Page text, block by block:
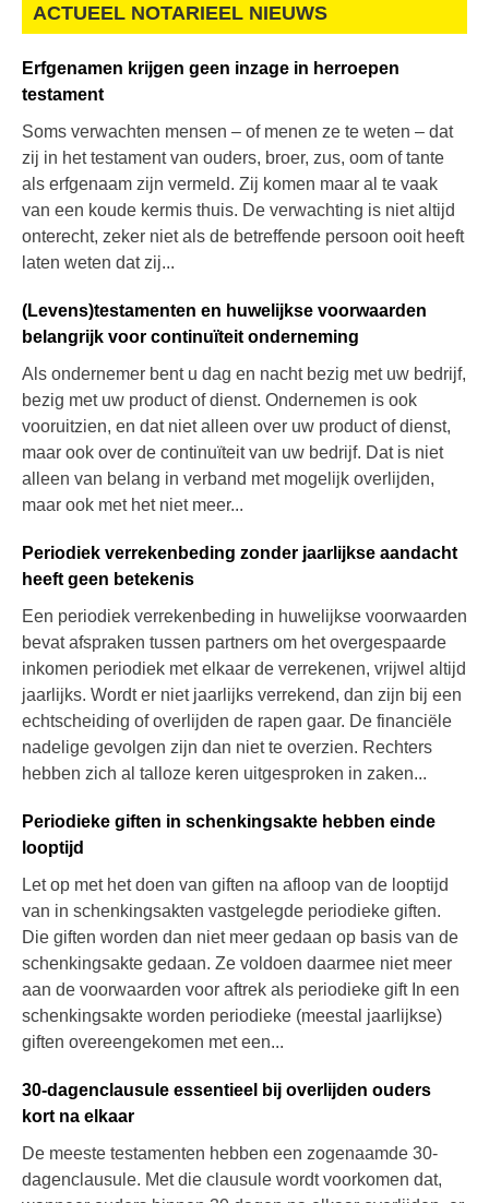
ACTUEEL NOTARIEEL NIEUWS
Erfgenamen krijgen geen inzage in herroepen
testament
Soms verwachten mensen – of menen ze te weten – dat
zij in het testament van ouders, broer, zus, oom of tante
als erfgenaam zijn vermeld. Zij komen maar al te vaak
van een koude kermis thuis. De verwachting is niet altijd
onterecht, zeker niet als de betreffende persoon ooit heeft
laten weten dat zij...
(Levens)testamenten en huwelijkse voorwaarden
belangrijk voor continuïteit onderneming
Als ondernemer bent u dag en nacht bezig met uw bedrijf,
bezig met uw product of dienst. Ondernemen is ook
vooruitzien, en dat niet alleen over uw product of dienst,
maar ook over de continuïteit van uw bedrijf. Dat is niet
alleen van belang in verband met mogelijk overlijden,
maar ook met het niet meer...
Periodiek verrekenbeding zonder jaarlijkse aandacht
heeft geen betekenis
Een periodiek verrekenbeding in huwelijkse voorwaarden
bevat afspraken tussen partners om het overgespaarde
inkomen periodiek met elkaar de verrekenen, vrijwel altijd
jaarlijks. Wordt er niet jaarlijks verrekend, dan zijn bij een
echtscheiding of overlijden de rapen gaar. De financiële
nadelige gevolgen zijn dan niet te overzien. Rechters
hebben zich al talloze keren uitgesproken in zaken...
Periodieke giften in schenkingsakte hebben einde
looptijd
Let op met het doen van giften na afloop van de looptijd
van in schenkingsakten vastgelegde periodieke giften.
Die giften worden dan niet meer gedaan op basis van de
schenkingsakte gedaan. Ze voldoen daarmee niet meer
aan de voorwaarden voor aftrek als periodieke gift In een
schenkingsakte worden periodieke (meestal jaarlijkse)
giften overeengekomen met een...
30-dagenclausule essentieel bij overlijden ouders
kort na elkaar
De meeste testamenten hebben een zogenaamde 30-
dagenclausule. Met die clausule wordt voorkomen dat,